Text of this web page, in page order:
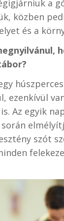
a
közben
és a
ezenkívül
Az egyik
szót